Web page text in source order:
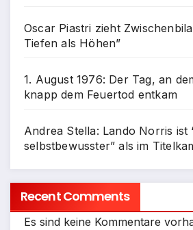
Oscar Piastri zieht
Tiefen als Höhen”
1. August 1976: Der Tag, an
knapp dem Feuertod entkam
Andrea Stella: Lando Norris ist
selbstbewusster” als im
Recent Comments
Es sind keine Kommentare